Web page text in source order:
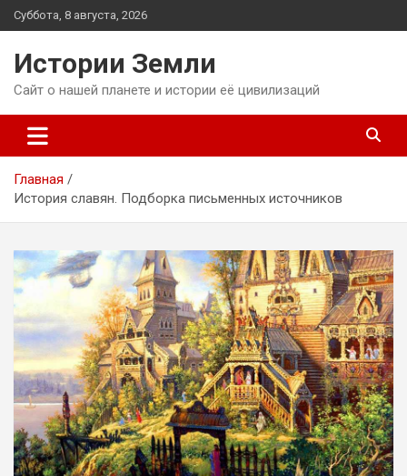
Перейти
к
Суббота, 8 августа, 2026
Истории Земли
Сайт о нашей планете и истории её цивилизаций
Главная
История славян. Подборка письменных источников